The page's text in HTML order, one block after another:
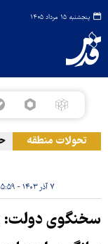
پنجشنبه ۱۵ مرداد ۱۴۰۵
تحولات منطقه
۷ آذر ۱۴۰۳ - ۱۵:۵۹
سخنگوی دولت: